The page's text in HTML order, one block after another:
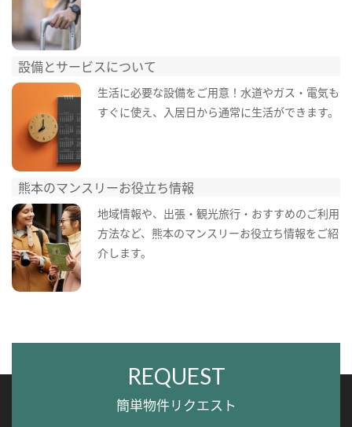
設備とサービスについて
生活に必要な設備をご用意！水道やガス・電気も
すぐに使え、入居日から通常に生活ができます。
熊本のマンスリーお役立ち情報
地域情報や、出張・観光旅行・おすすめのご利用
方法など、熊本のマンスリーお役立ち情報をご紹
介します。
REQUEST
簡単物件リクエスト